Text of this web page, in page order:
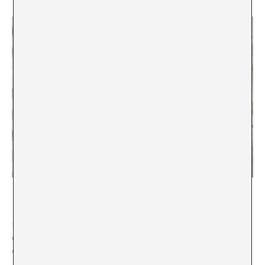
Estava clar per a mi que aquest procés de cura per
obtenir el seu medicament era tot el contrari a les
expectatives occidentals de com funcionen les coses;